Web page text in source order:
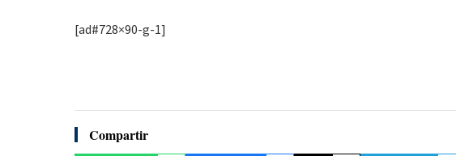
[ad#728×90-g-1]
Compartir